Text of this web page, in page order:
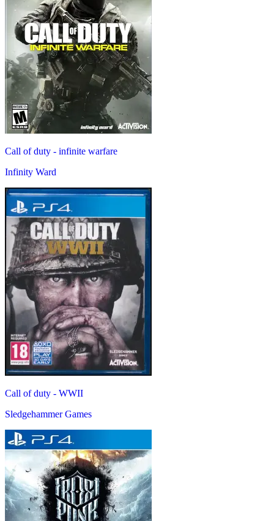
Call of duty - infinite warfare
Infinity Ward
Call of duty - WWII
Sledgehammer Games